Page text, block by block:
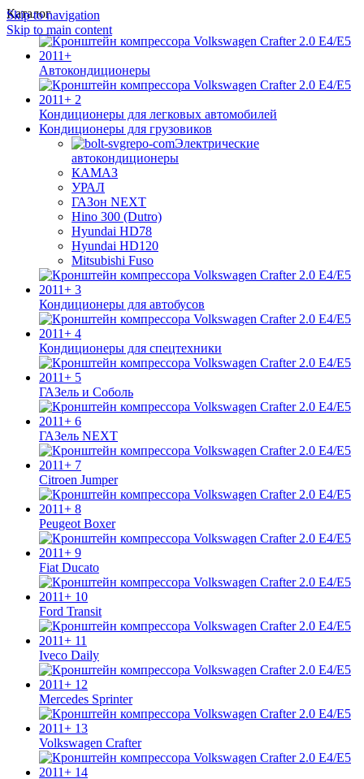
Skip to navigation
Skip to main content
Каталог
Автокондиционеры
Кондиционеры для легковых автомобилей
Кондиционеры для грузовиков
Электрические
автокондиционеры
КАМАЗ
УРАЛ
ГАЗон NEXT
Hino 300 (Dutro)
Hyundai HD78
Hyundai HD120
Mitsubishi Fuso
Кондиционеры для автобусов
Кондиционеры для спецтехники
ГАЗель и Соболь
ГАЗель NEXT
Citroen Jumper
Peugeot Boxer
Fiat Ducato
Ford Transit
Iveco Daily
Mercedes Sprinter
Volkswagen Crafter